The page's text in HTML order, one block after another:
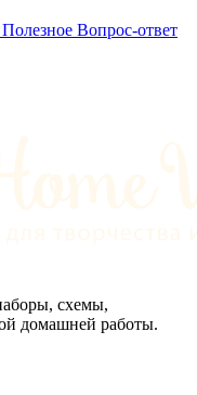
Полезное Вопрос-ответ
схемы,
домашней работы.